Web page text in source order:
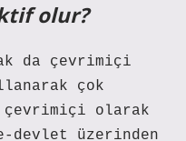
olur?
da çevrimiçi
çok
çevrimiçi olarak
devlet üzerinden